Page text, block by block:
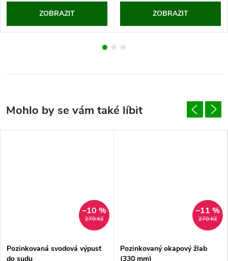
ZOBRAZIT ZOBRAZIT
279 Kč
–10 %
Pozinkovaná svodová výpusť
do sudu
270 Kč
–11 %
Pozinkovaný okapový žlab
(330 mm)